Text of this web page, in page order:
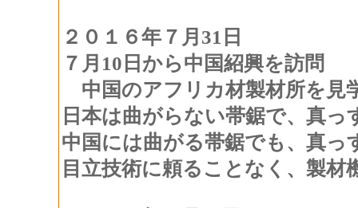
２０１６年７月31日
７月10日から中国紹興を訪問
中国のアフリカ材製材所を見
日本は曲がらない帯鋸で、真っ
中国には曲がる帯鋸でも、真っ
目立技術に頼ることなく、製材